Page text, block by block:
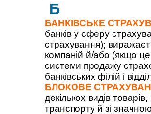
Б
БАНКІВСЬКЕ
банків у сферу
страхування);
компаній й/або (якщо це
системи продажу
банківських філій і
БЛОКОВЕ
декількох видів
транспорту й зі значною